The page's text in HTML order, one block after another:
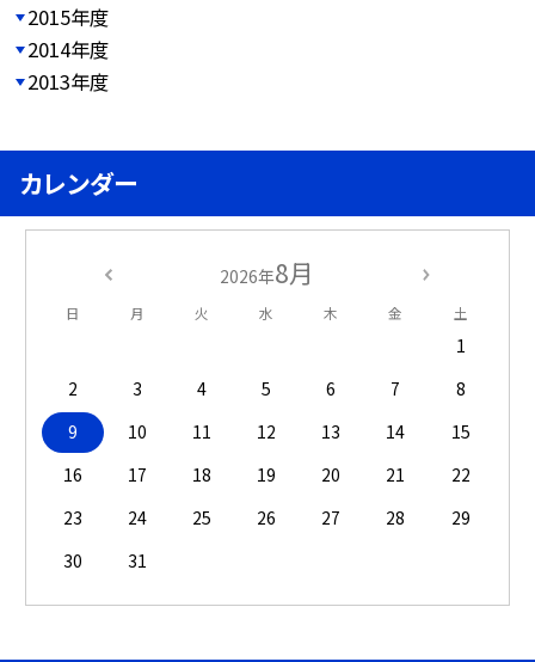
2015年度
2014年度
2013年度
カレンダー
2026年8月
日 月 火 水 木 金 土
1
2
3 4 5 6 7
8
9
10 11 12 13 14
15
16
17 18 19 20 21
22
23
24 25 26 27 28
29
30
31